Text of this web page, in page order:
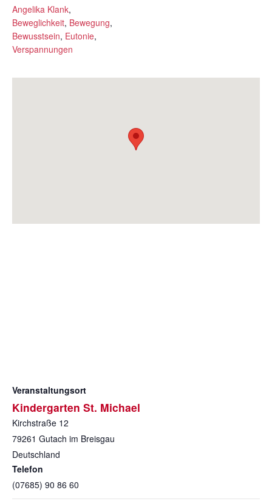
Angelika Klank,
Beweglichkeit, Bewegung,
Bewusstsein, Eutonie,
Verspannungen
Veranstaltungsort
Kindergarten St. Michael
Kirchstraße 12
79261 Gutach im Breisgau
Deutschland
Telefon
(07685) 90 86 60